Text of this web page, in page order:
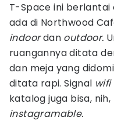
T-Space ini
ada di Northwood
indoordan outdoor.
ruangannya ditata
dan meja yang
ditata rapi. Signal wifi
katalog juga bisa,
instagramable.